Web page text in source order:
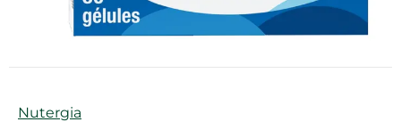
Marque
Nutergia